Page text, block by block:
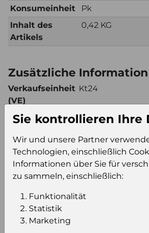
Konsumeinheit
Pk
Inhalt des
Artikels
0,42 KG
Zusätzliche Information
Verkaufseinheit
(VE)
Kt24
Verkaufseinheit 32
Konsumeinheit Pk
Stückzahl pro
Palette
768
Einloggen um den
Sie kontrollieren Ihre
Wir und unsere Partner
Technologien, einschließlich
Informationen über Sie für
zu sammeln, einschließlich:
Funktionalität
Statistik
Marketing